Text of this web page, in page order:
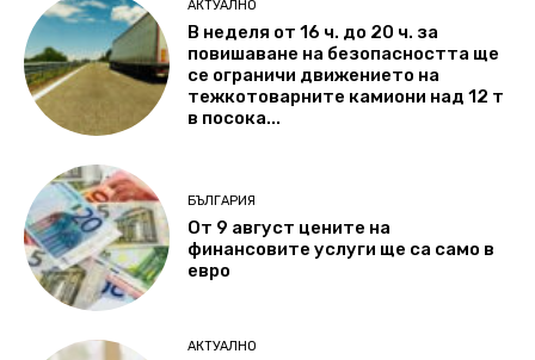
АКТУАЛНО
В неделя от 16 ч. до 20 ч. за
повишаване на безопасността ще
се ограничи движението на
тежкотоварните камиони над 12 т
в посока...
БЪЛГАРИЯ
От 9 август цените на
финансовите услуги ще са само в
евро
АКТУАЛНО